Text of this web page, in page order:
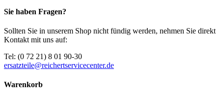
Sie haben Fragen?
Sollten Sie in unserem Shop nicht fündig werden, nehmen Sie direkt
Kontakt mit uns auf:
Tel: (0 72 21) 8 01 90-30
ersatzteile@reichertservicecenter.de
Warenkorb